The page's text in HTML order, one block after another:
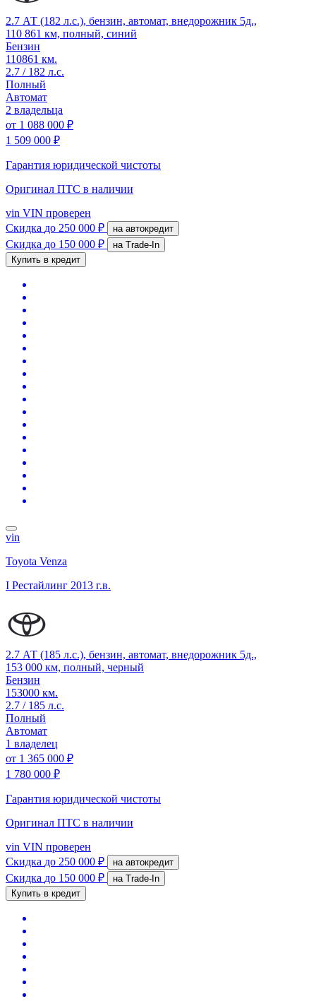
2.7 АТ (182 л.с.), бензин, автомат, внедорожник 5д.,
110 861 км, полный, синий
Бензин
110861 км.
2.7 / 182 л.с.
Полный
Автомат
2 владельца
от 1 088 000 ₽
1 509 000 ₽
Гарантия юридической чистоты
Оригинал ПТС в наличии
vin VIN проверен
Скидка до 250 000 ₽ на автокредит
Скидка до 150 000 ₽
на Trade-In
Купить в кредит
vin
Toyota Venza
I Рестайлинг 2013 г.в.
2.7 АТ (185 л.с.), бензин, автомат, внедорожник 5д.,
153 000 км, полный, черный
Бензин
153000 км.
2.7 / 185 л.с.
Полный
Автомат
1 владелец
от 1 365 000 ₽
1 780 000 ₽
Гарантия юридической чистоты
Оригинал ПТС в наличии
vin VIN проверен
Скидка до 250 000 ₽ на автокредит
Скидка до 150 000 ₽
на Trade-In
Купить в кредит